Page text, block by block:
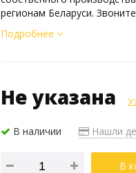
регионам Беларуси.
Подробнее
Не указана
В наличии Нашли
В